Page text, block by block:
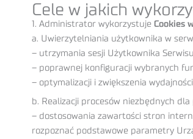
Cele w jakich
1. Administrator wykorzystuje Cookies
a. Uwierzytelniania użytkownika w
– utrzymania sesji Użytkownika
– poprawnej konfiguracji wybranych
– optymalizacji i zwiększenia
b. Realizacji procesów niezbędnych
– dostosowania zawartości stron
rozpoznać podstawowe parametry